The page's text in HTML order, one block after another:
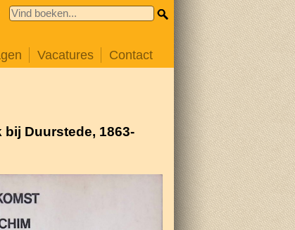
Vacatures Contact
Duurstede, 1863-